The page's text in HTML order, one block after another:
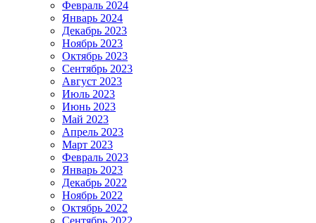
Февраль 2024
Январь 2024
Декабрь 2023
Ноябрь 2023
Октябрь 2023
Сентябрь 2023
Август 2023
Июль 2023
Июнь 2023
Май 2023
Апрель 2023
Март 2023
Февраль 2023
Январь 2023
Декабрь 2022
Ноябрь 2022
Октябрь 2022
Сентябрь 2022